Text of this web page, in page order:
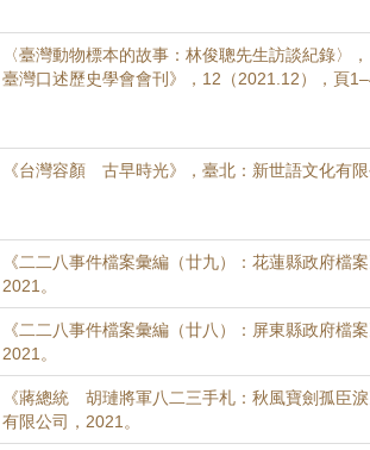
〈臺灣動物標本的故事：林俊聰先生訪談紀錄〉
臺灣口述歷史學會會刊》，12（2021.12），頁
《台灣容顏 古早時光》，臺北：新世語文化有限
《二二八事件檔案彙編（廿九）：花蓮縣政府檔
2021。
《二二八事件檔案彙編（廿八）：屏東縣政府檔
2021。
《蔣總統 胡璉將軍八二三手札：秋風寶劍孤臣
有限公司，2021。